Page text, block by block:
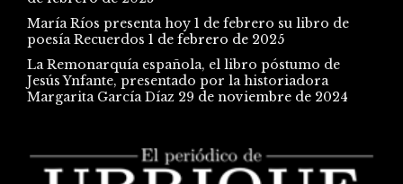
María Ríos presenta hoy 1 de febrero su libro de
poesía Recuerdos 1 de febrero de 2025
La Remonarquía española, el libro póstumo de
Jesús Ynfante, presentado por la historiadora
Margarita García Díaz 29 de noviembre de 2024